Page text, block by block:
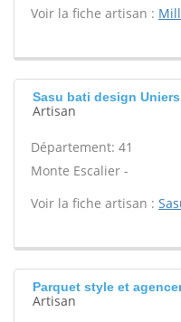
Voir la fiche artisan :
Sasu bati design
Artisan
Département: 41
Monte Escalier -
Voir la fiche artisan :
Parquet style et
Artisan